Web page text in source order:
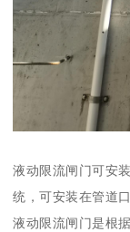
液动限流闸门可安
统，可安装在管道
液动限流闸门是根